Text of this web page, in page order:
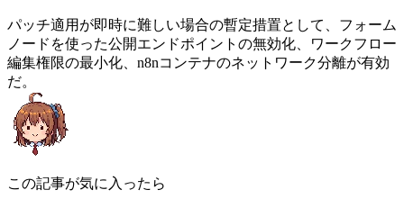
パッチ適用が即時に難しい場合の暫定措置として、フォーム
ノードを使った公開エンドポイントの無効化、ワークフロー
編集権限の最小化、n8nコンテナのネットワーク分離が有効
だ。
この記事が気に入ったら